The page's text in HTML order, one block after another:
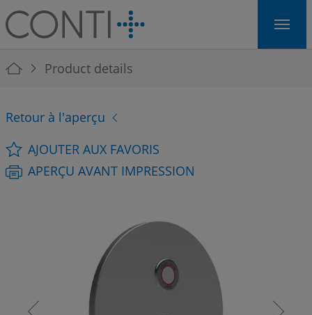
Skip to main navigation
Skip to main content
Skip to page footer
You are here:
Product details
Retour à l'aperçu
AJOUTER AUX FAVORIS
APERÇU AVANT IMPRESSION